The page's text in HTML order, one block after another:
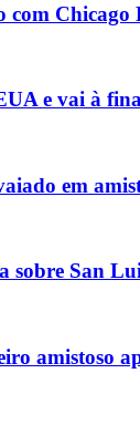
com Chicago
e vai à
em
San
amistoso